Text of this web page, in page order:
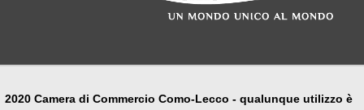
2020 Camera di Commercio Como-Lecco - qualunque utilizzo è